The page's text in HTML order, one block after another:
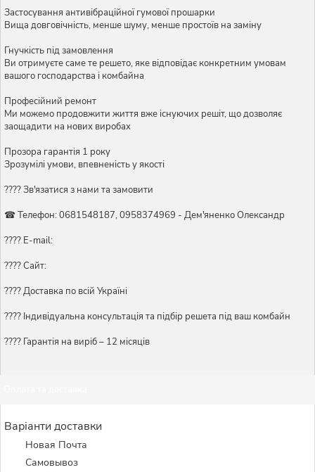
Застосування антивібраційної гумової прошарки
Вища довговічність, менше шуму, менше простоїв на заміну
Гнучкість під замовлення
Ви отримуєте саме те решето, яке відповідає конкретним умовам
вашого господарства і комбайна
Професійний ремонт
Ми можемо продовжити життя вже існуючих решіт, що дозволяє
заощадити на нових виробах
Прозора гарантія 1 року
Зрозумілі умови, впевненість у якості
???? Зв'язатися з нами та замовити
☎ Телефон: 0681548187, 0958374969 - Дем'яненко Олександр
???? E-mail:
???? Сайт:
???? Доставка по всій Україні
????️ Індивідуальна консультація та підбір решета під ваш комбайн
???? Гарантія на виріб – 12 місяців
Варіанти доставки
Новая Почта
Самовывоз